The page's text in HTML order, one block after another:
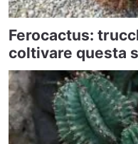
Ferocactus:
coltivare questa